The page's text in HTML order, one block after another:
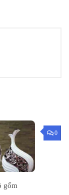
0
gốm